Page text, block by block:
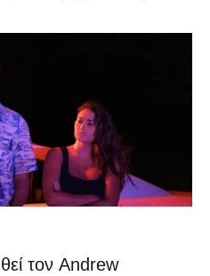
τον Andrew